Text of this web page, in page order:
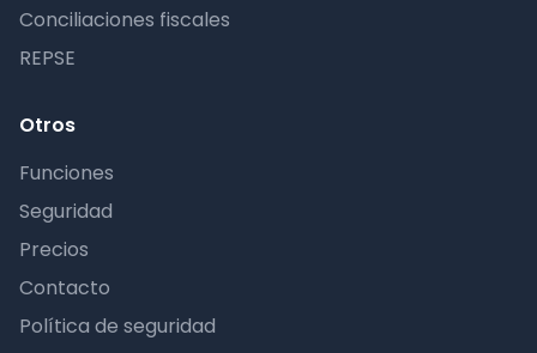
Conciliaciones fiscales
REPSE
Otros
Funciones
Seguridad
Precios
Contacto
Política de seguridad